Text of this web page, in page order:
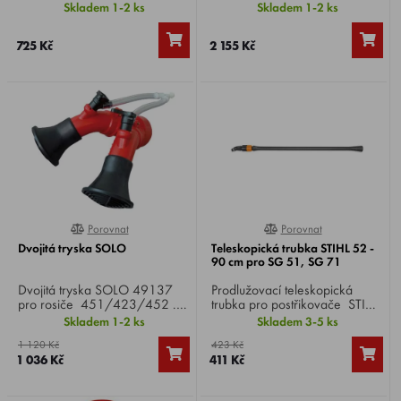
minimalizuje plochu vystavenou
větrem.Zabraňuje kontaktu
Skladem 1-2 ks
725 Kč
SG 71 , délka 100 cm,
optimální tlak 2,0 bar, se třemi
plochými tryskami k aplikaci
přípravků na ochranu rostlin na
Skladem 1-2 ks
2 155 Kč
0%
Porovnat
Dvojitá tryska SOLO
Dvojitá tryska SOLO 49137
pro rosiče 451/423/452 .
Slouží k rozšíření stříkaného
paprsku nebo k současnému
ošetření dvou řad dané
pěstěné kultury, s přídavnými
koncovkami, možnost použití i
Skladem 1-2 ks
1 120 Kč
1 036 Kč
0%
Porovnat
Teleskopická trubka STIHL 52 -
90 cm pro SG 51, SG 71
Prodlužovací teleskopická
trubka pro postřikovače STIHL
90 cm, vytahovací, rozšiřuje
pracovní dosah plynule až o
90 cm.
Skladem 3-5 ks
423 Kč
411 Kč